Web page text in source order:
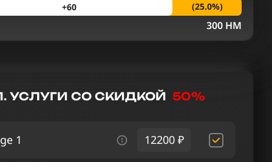
+60 (25.0%)
300 HM
УСЛУГИ СО СКИДКОЙ 50%
1 12200 ₽